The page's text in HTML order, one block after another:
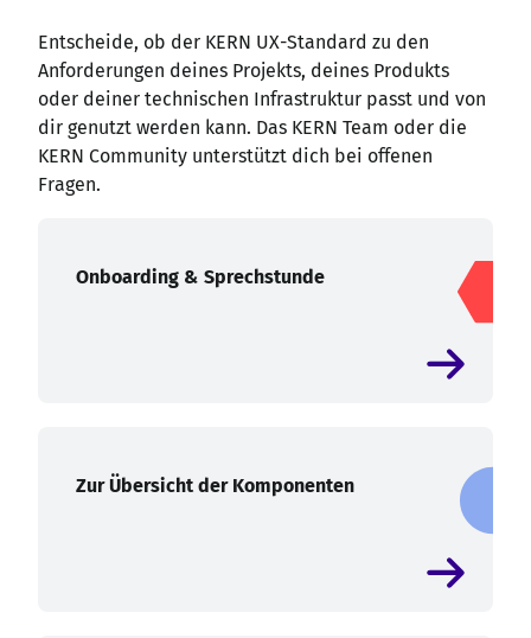
Entscheide, ob der KERN UX-Standard zu den
Anforderungen deines Projekts, deines Produkts
oder deiner technischen Infrastruktur passt und von
dir genutzt werden kann. Das KERN Team oder die
KERN Community unterstützt dich bei offenen
Fragen.
Onboarding & Sprechstunde
Zur Übersicht der Komponenten